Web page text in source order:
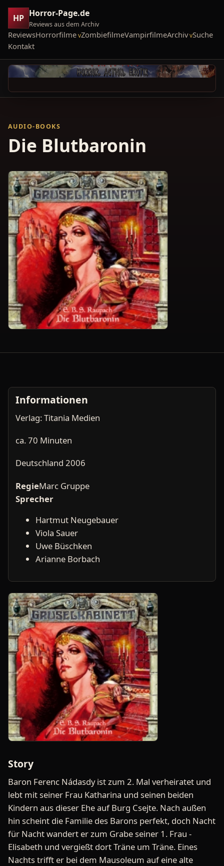
HP Horror-Page.de
Reviews aus dem Archiv
ReviewsHorrorfilme ZombiefilmeVampirfilmeArchiv Suche
Kontakt
AUDIO-BOOKS
Die Blutbaronin
Informationen
Verlag: Titania Medien
ca. 70 Minuten
Deutschland 2006
RegieMarc Gruppe
Sprecher
Hartmut Neugebauer
Viola Sauer
Uwe Büschken
Arianne Borbach
Story
Baron Ferenc Nádasdy ist zum 2. Mal verheiratet und
lebt mit seiner Frau Katharina und seinen beiden
Kindern aus dieser Ehe auf Burg Csejte. Nach außen
hin scheint die Familie des Barons perfekt, doch Nacht
für Nacht wandert er zum Grabe seiner 1. Frau -
Elisabeth und vergießt dort Träne um Träne. Eines
Nachts trifft er bei dem Mausoleum auf eine alte